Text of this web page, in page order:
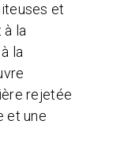
et
la
la
rejetée
et une